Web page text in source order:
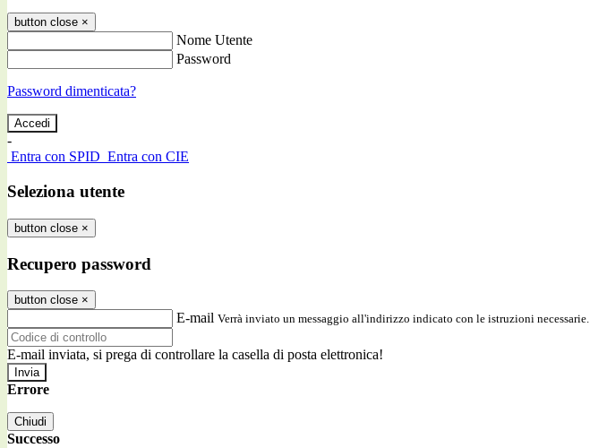
button close ×
Nome Utente
Password
Password dimenticata?
-
Entra con SPID Entra con CIE
Seleziona utente
button close ×
Recupero password
button close ×
E-mail Verrà inviato un messaggio all'indirizzo indicato con le istruzioni necessarie.
E-mail inviata, si prega di controllare la casella di posta elettronica!
Errore
Chiudi
Successo